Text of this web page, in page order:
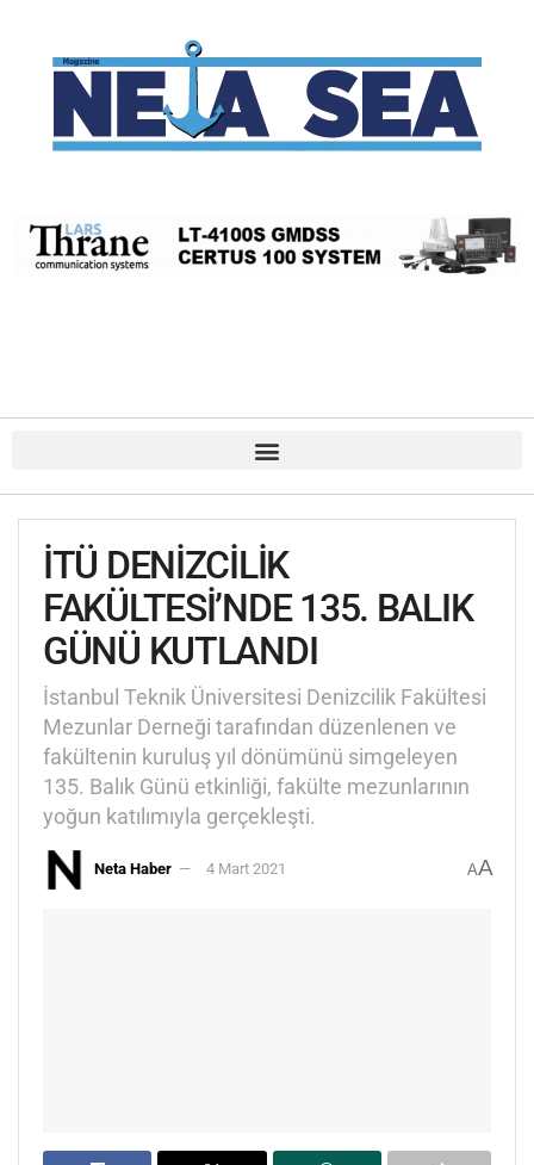
İTÜ DENİZCİLİK
FAKÜLTESİ’NDE 135. BALIK
GÜNÜ KUTLANDI
İstanbul Teknik Üniversitesi Denizcilik Fakültesi
Mezunlar Derneği tarafından düzenlenen ve
fakültenin kuruluş yıl dönümünü simgeleyen
135. Balık Günü etkinliği, fakülte mezunlarının
yoğun katılımıyla gerçekleşti.
Neta Haber 4 Mart 2021 AA